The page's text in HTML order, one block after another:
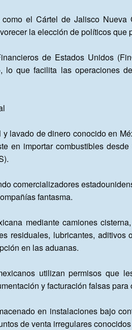
el Cártel de Jalisco
la elección de políticos que
de Estados Unidos
lo que facilita las operaciones
lavado de dinero conocido en
en importar combustibles
comercializadores
fantasma.
mediante camiones
residuales, lubricantes,
en las aduanas.
utilizan permisos que
y facturación falsas
en instalaciones bajo
de venta irregulares conocidos